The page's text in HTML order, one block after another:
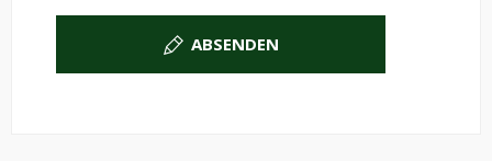
ABSENDEN